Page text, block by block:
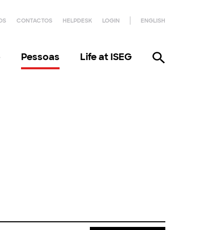
CONTACTOS HELPDESK LOGIN ENGLISH
Pessoas Life at ISEG